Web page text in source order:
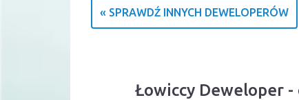
« SPRAWDŹ INNYCH DEWELOPERÓW
Łowiccy Deweloper